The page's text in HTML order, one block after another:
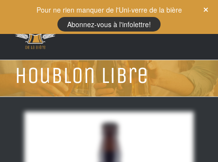
content
Houblon libre
Pour ne rien manquer de l'Uni-verre de la bière
Abonnez-vous à l'infolettre!